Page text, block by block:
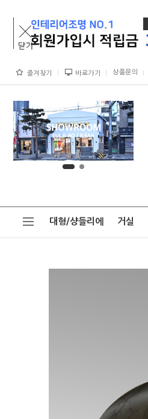
즐겨찾기 바로가기 상품문의
대형/샹들리에 거실